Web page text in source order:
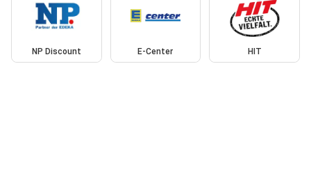
NP Discount E-Center HIT